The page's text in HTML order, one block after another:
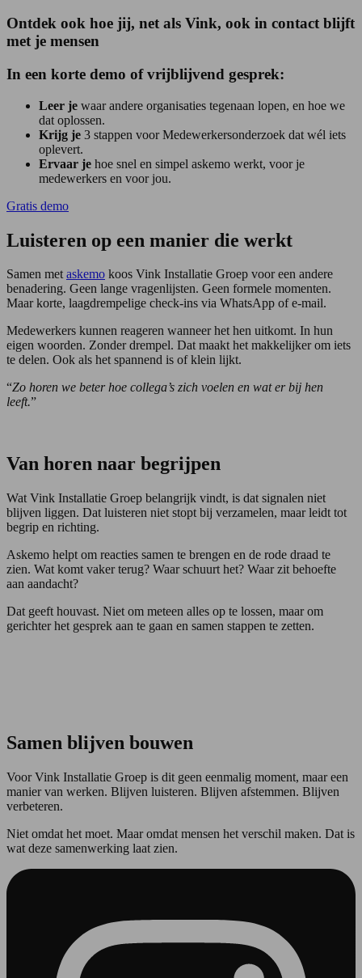
Ontdek ook hoe jij, net als Vink, ook in contact blijft
met je mensen
In een korte demo of vrijblijvend gesprek:
Leer je waar andere organisaties tegenaan lopen, en hoe we
dat oplossen.
Krijg je 3 stappen voor Medewerkersonderzoek dat wél iets
oplevert.
Ervaar je hoe snel en simpel askemo werkt, voor je
medewerkers en voor jou.
Gratis demo
Luisteren op een manier die werkt
Samen metaskemo koos Vink Installatie Groep voor een andere
benadering. Geen lange vragenlijsten. Geen formele momenten.
Maar korte, laagdrempelige check-ins via WhatsApp of e-mail.
Medewerkers kunnen reageren wanneer het hen uitkomt. In hun
eigen woorden. Zonder drempel. Dat maakt het makkelijker om iets
te delen. Ook als het spannend is of klein lijkt.
“Zo horen we beter hoe collega’s zich voelen en wat er bij hen
leeft.”
Van horen naar begrijpen
Wat Vink Installatie Groep belangrijk vindt, is dat signalen niet
blijven liggen. Dat luisteren niet stopt bij verzamelen, maar leidt tot
begrip en richting.
Askemo helpt om reacties samen te brengen en de rode draad te
zien. Wat komt vaker terug? Waar schuurt het? Waar zit behoefte
aan aandacht?
Dat geeft houvast. Niet om meteen alles op te lossen, maar om
gerichter het gesprek aan te gaan en samen stappen te zetten.
Samen blijven bouwen
Voor Vink Installatie Groep is dit geen eenmalig moment, maar een
manier van werken. Blijven luisteren. Blijven afstemmen. Blijven
verbeteren.
Niet omdat het moet. Maar omdat mensen het verschil maken. Dat is
wat deze samenwerking laat zien.